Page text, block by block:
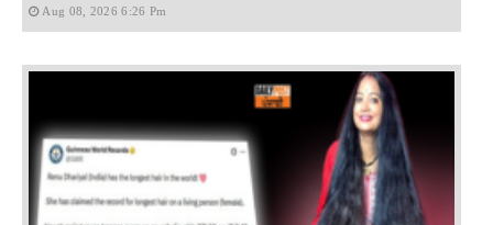
Aug 08, 2026 6:26 Pm